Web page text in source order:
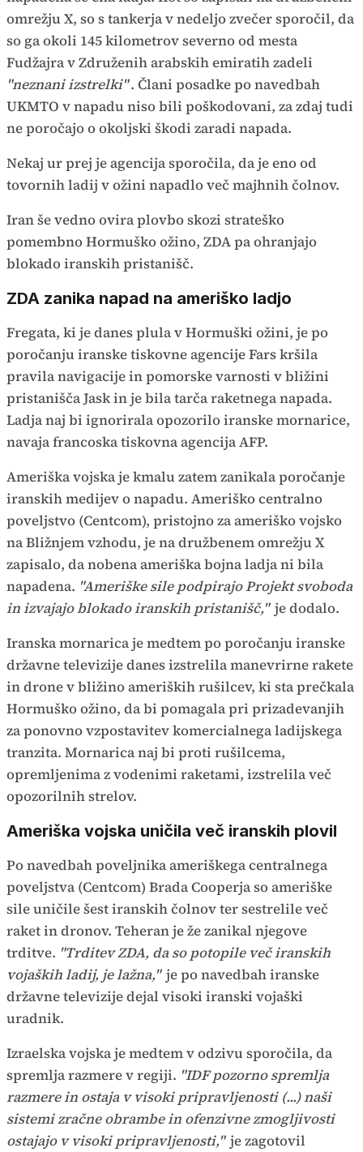
omrežju X, so s tankerja v nedeljo zvečer sporočil, da
so ga okoli 145 kilometrov severno od mesta
Fudžajra v Združenih arabskih emiratih zadeli
"neznani izstrelki". Člani posadke po navedbah
UKMTO v napadu niso bili poškodovani, za zdaj tudi
ne poročajo o okoljski škodi zaradi napada.
Nekaj ur prej je agencija sporočila, da je eno od
tovornih ladij v ožini napadlo več majhnih čolnov.
Iran še vedno ovira plovbo skozi strateško
pomembno Hormuško ožino, ZDA pa ohranjajo
blokado iranskih pristanišč.
ZDA zanika napad na ameriško ladjo
Fregata, ki je danes plula v Hormuški ožini, je po
poročanju iranske tiskovne agencije Fars kršila
pravila navigacije in pomorske varnosti v bližini
pristanišča Jask in je bila tarča raketnega napada.
Ladja naj bi ignorirala opozorilo iranske mornarice,
navaja francoska tiskovna agencija AFP.
Ameriška vojska je kmalu zatem zanikala poročanje
iranskih medijev o napadu. Ameriško centralno
poveljstvo (Centcom), pristojno za ameriško vojsko
na Bližnjem vzhodu, je na družbenem omrežju X
zapisalo, da nobena ameriška bojna ladja ni bila
napadena. "Ameriške sile podpirajo Projekt svoboda
in izvajajo blokado iranskih pristanišč," je dodalo.
Iranska mornarica je medtem po poročanju iranske
državne televizije danes izstrelila manevrirne rakete
in drone v bližino ameriških rušilcev, ki sta prečkala
Hormuško ožino, da bi pomagala pri prizadevanjih
za ponovno vzpostavitev komercialnega ladijskega
tranzita. Mornarica naj bi proti rušilcema,
opremljenima z vodenimi raketami, izstrelila več
opozorilnih strelov.
Ameriška vojska uničila več iranskih plovil
Po navedbah poveljnika ameriškega centralnega
poveljstva (Centcom) Brada Cooperja so ameriške
sile uničile šest iranskih čolnov ter sestrelile več
raket in dronov. Teheran je že zanikal njegove
trditve. "Trditev ZDA, da so potopile več iranskih
vojaških ladij, je lažna," je po navedbah iranske
državne televizije dejal visoki iranski vojaški
uradnik.
Izraelska vojska je medtem v odzivu sporočila, da
spremlja razmere v regiji. "IDF pozorno spremlja
razmere in ostaja v visoki pripravljenosti (...) naši
sistemi zračne obrambe in ofenzivne zmogljivosti
ostajajo v visoki pripravljenosti," je zagotovil